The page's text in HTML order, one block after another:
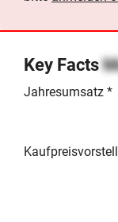
Key Facts
Jahresumsatz *